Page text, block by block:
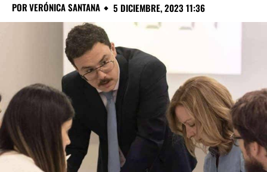
PORVERÓNICA SANTANA 5 DICIEMBRE, 2023 11:36